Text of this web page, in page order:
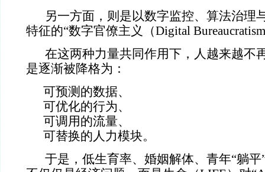
另一方面，则是以数字监控、算法治理
特征的“数字官僚主义（Digital
在这两种力量共同作用下，人越来越不
是逐渐被降格为：
可预测的数据、
可优化的行为、
可调用的流量、
可替换的人力模块。
于是，低生育率、婚姻解体、青年“躺